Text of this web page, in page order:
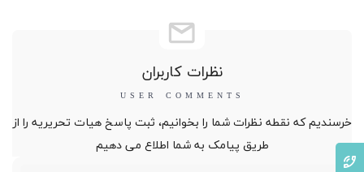
نظرات کاربران
خرسندیم که نقطه نظرات شما را بخوانیم، ثبت پاسخ هیات تحریریه را از
طریق پیامک به شما اطلاع می دهیم